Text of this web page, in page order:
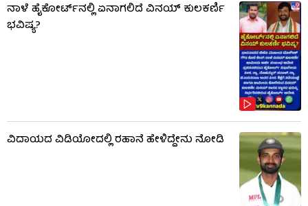
ನಾಳೆ ಹೈಕೋರ್ಟ್​​ನಲ್ಲಿ ಏನಾಗಲಿದೆ ವಿನಯ್ ಕುಲಕರ್ಣಿ
ಭವಿಷ್ಯ?
ವಿದಾಯದ ವಿಡಿಯೋದಲ್ಲಿ ರಹಾನೆ ಹೇಳಿದ್ದೇನು ನೋಡಿ